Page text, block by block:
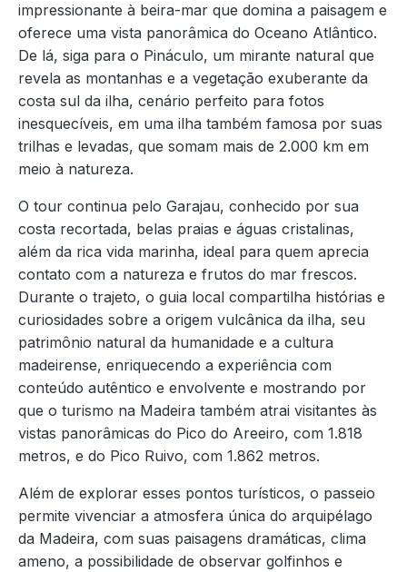
impressionante à beira-mar que domina a paisagem e
oferece uma vista panorâmica do Oceano Atlântico.
De lá, siga para o Pináculo, um mirante natural que
revela as montanhas e a vegetação exuberante da
costa sul da ilha, cenário perfeito para fotos
inesquecíveis, em uma ilha também famosa por suas
trilhas e levadas, que somam mais de 2.000 km em
meio à natureza.
O tour continua pelo Garajau, conhecido por sua
costa recortada, belas praias e águas cristalinas,
além da rica vida marinha, ideal para quem aprecia
contato com a natureza e frutos do mar frescos.
Durante o trajeto, o guia local compartilha histórias e
curiosidades sobre a origem vulcânica da ilha, seu
patrimônio natural da humanidade e a cultura
madeirense, enriquecendo a experiência com
conteúdo autêntico e envolvente e mostrando por
que o turismo na Madeira também atrai visitantes às
vistas panorâmicas do Pico do Areeiro, com 1.818
metros, e do Pico Ruivo, com 1.862 metros.
Além de explorar esses pontos turísticos, o passeio
permite vivenciar a atmosfera única do arquipélago
da Madeira, com suas paisagens dramáticas, clima
ameno, a possibilidade de observar golfinhos e